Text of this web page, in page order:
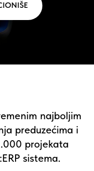
najboljim
preduzećima i
projekata
sistema.